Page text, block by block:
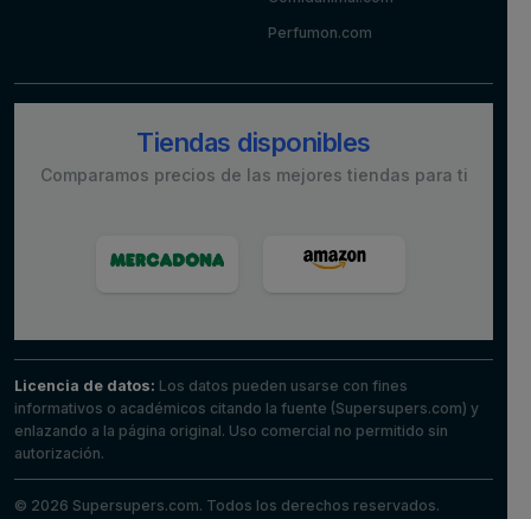
Perfumon.com
Tiendas disponibles
Comparamos precios de las mejores tiendas para ti
Licencia de datos: Los datos pueden usarse con fines
informativos o académicos citando la fuente (Supersupers.com) y
enlazando a la página original. Uso comercial no permitido sin
autorización.
© 2026 Supersupers.com. Todos los derechos reservados.